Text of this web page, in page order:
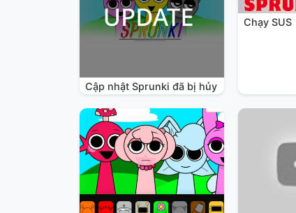
Cập nhật Sprunki đã bị hủy
Chạy SUS